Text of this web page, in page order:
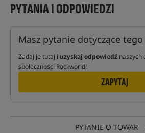
PYTANIA I ODPOWIEDZI
Masz pytanie dotyczące
Zadaj je tutaj i uzyskaj odpowiedź naszych
społeczności Rockworld!
ZAPYTAJ
PYTANIE O TOWAR